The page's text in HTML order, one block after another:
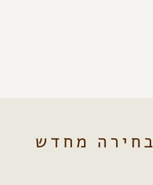
בחירה מחדש